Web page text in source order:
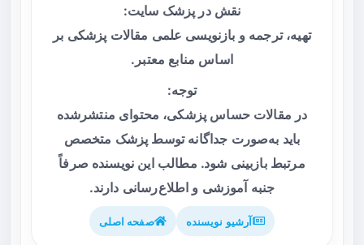
نقش در پزشک سایت:
تهیه، ترجمه و بازنویسی علمی مقالات پزشکی بر
اساس منابع معتبر.
توجه:
در مقالات حساس پزشکی، محتوای منتشرشده
باید به‌صورت جداگانه توسط پزشک متخصص
مرتبط بازبینی شود. مطالب این نویسنده صرفاً
جنبه آموزشی و اطلاع‌رسانی دارند.
آرشیو نویسنده صفحه اصلی